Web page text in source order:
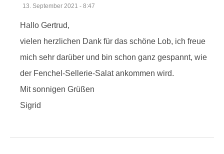
13. September 2021 - 8:47
Hallo Gertrud,
vielen herzlichen Dank für das schöne Lob, ich freue
mich sehr darüber und bin schon ganz gespannt, wie
der Fenchel-Sellerie-Salat ankommen wird.
Mit sonnigen Grüßen
Sigrid